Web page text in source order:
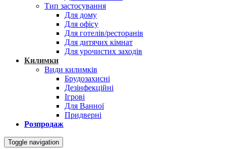
Тип застосування
Для дому
Для офісу
Для готелів/ресторанів
Для дитячих кімнат
Для урочистих заходів
Килимки
Види килимків
Брудозахисні
Дезінфекційні
Ігрові
Для Ванної
Придверні
Розпродаж
Toggle navigation